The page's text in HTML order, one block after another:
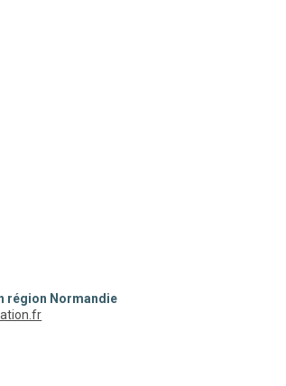
région Normandie
(nouvelle fenêtre)